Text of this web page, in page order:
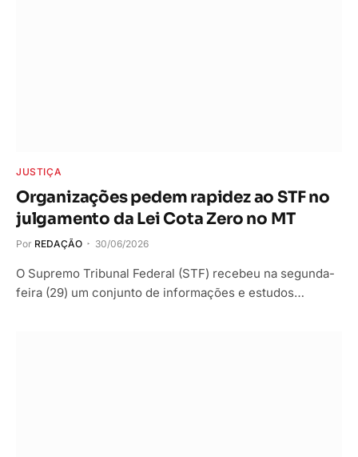
JUSTIÇA
Organizações pedem rapidez ao STF no
julgamento da Lei Cota Zero no MT
Por REDAÇÃO 30/06/2026
O Supremo Tribunal Federal (STF) recebeu na segunda-
feira (29) um conjunto de informações e estudos…